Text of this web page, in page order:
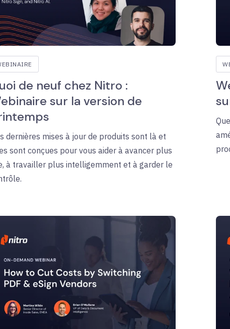
de neuf chez Nitro :
sur la version de
dernières mises à jour de produits sont là et
sont conçues pour vous aider à avancer plus
à travailler plus intelligemment et à garder le